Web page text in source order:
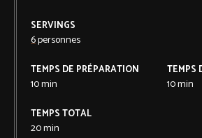
SERVINGS
6personnes
TEMPS DE PRÉPARATION
10min
TEMPS
10min
TEMPS TOTAL
20min